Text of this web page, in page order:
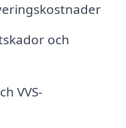
och
VVS-